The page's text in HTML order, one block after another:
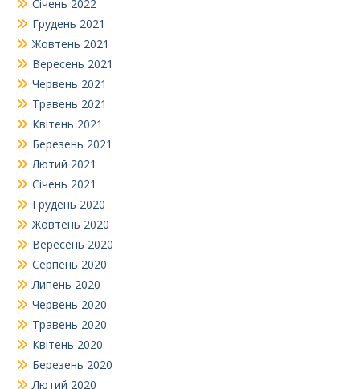
Січень 2022
Грудень 2021
Жовтень 2021
Вересень 2021
Червень 2021
Травень 2021
Квітень 2021
Березень 2021
Лютий 2021
Січень 2021
Грудень 2020
Жовтень 2020
Вересень 2020
Серпень 2020
Липень 2020
Червень 2020
Травень 2020
Квітень 2020
Березень 2020
Лютий 2020